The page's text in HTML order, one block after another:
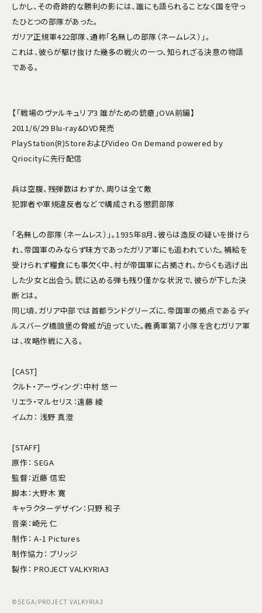
しかし、その奇跡的な勝利の影には、誰にも語られることなく国を守っ
たひとつの部隊があった。
ガリア正規軍422部隊、通称「名無しの部隊（ネームレス）」。
これは、彼らが駆け抜けた幾多の戦火の一つ、知られざる決意の物語
である。
【「戦場のヴァルキュリア3 誰がための銃瘡」OVA前編】
2011/6/29 Blu-ray&DVD発売
PlayStation(R)StoreおよびVideo On Demand powered by
Qriocityに先行配信
兵は空腹、残弾数はわずか、周りは全て敵
犯罪者や軍規違反者などで構成される懲罰部隊
「名無しの部隊（ネームレス）」。1935年8月、彼らは造反の疑いを掛けら
れ、帝国軍のみならず味方であったガリア軍にも追われていた。補給を
受けられず糧食にも事欠く中、村が帝国軍に占拠され、からくも逃げ出
した少女と出会う。銃に込める弾も残り僅かな状況で、彼らが下した決
断とは。
同じ頃、ガリア中部では首都ランドグリーズに、帝国軍の拠点であるディ
ルスバーグ橋頭堡の脅威が迫っていた。義勇軍第７小隊を含むガリア軍
は、攻略作戦に入る。
[CAST]
クルト・アーヴィング：中村 悠一
リエラ・マルセリス：遠藤 綾
イムカ： 浅野 真澄
[STAFF]
原作： SEGA
監督：近藤 信宏
脚本：大野木 寛
キャラクターデザイン：只野 和子
音楽：崎元 仁
制作： A-1 Pictures
制作協力： ブリッジ
製作： PROJECT VALKYRIA3
©SEGA/PROJECT VALKYRIA3